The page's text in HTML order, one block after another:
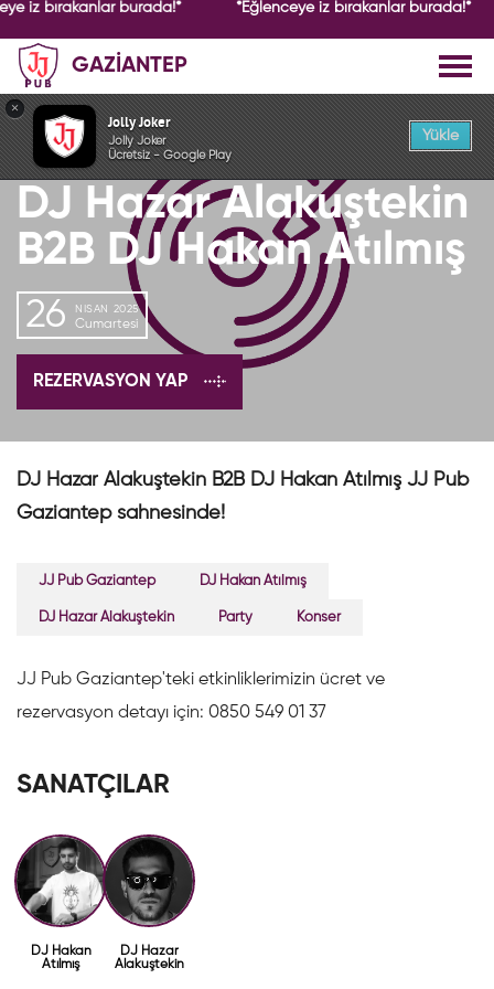
iz bırakanlar burada!* *Eğlenceye iz bırakanlar burada!*
GAZİANTEP
GEÇMİŞ ETKİNLİK
DJ Hazar Alakuştekin
B2B DJ Hakan Atılmış
26 NISAN 2025
Cumartesi
REZERVASYON YAP
DJ Hazar Alakuştekin B2B DJ Hakan Atılmış JJ Pub
Gaziantep sahnesinde!
JJ Pub Gaziantep DJ Hakan Atılmış
DJ Hazar Alakuştekin Party Konser
JJ Pub Gaziantep'teki etkinliklerimizin ücret ve
rezervasyon detayı için: 0850 549 01 37
SANATÇILAR
DJ Hakan
Atılmış
DJ Hazar
Alakuştekin
×
Jolly Joker
Jolly Joker
Ücretsiz - Google Play
Yükle